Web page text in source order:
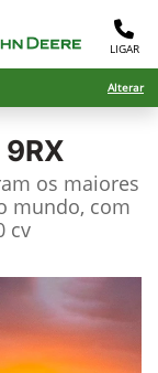
LIGAR
Alterar
os maiores
mundo, com
cv